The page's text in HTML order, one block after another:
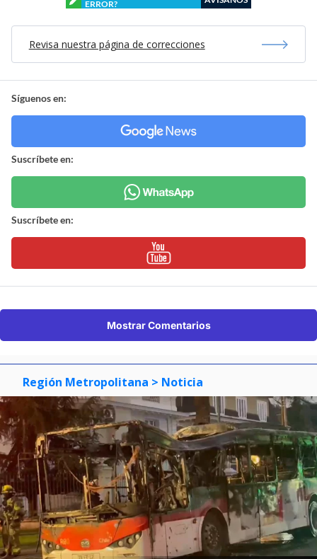
ERROR?
Revisa nuestra página de correcciones
Síguenos en:
Suscríbete en:
Suscríbete en:
Mostrar Comentarios
Región Metropolitana > Noticia